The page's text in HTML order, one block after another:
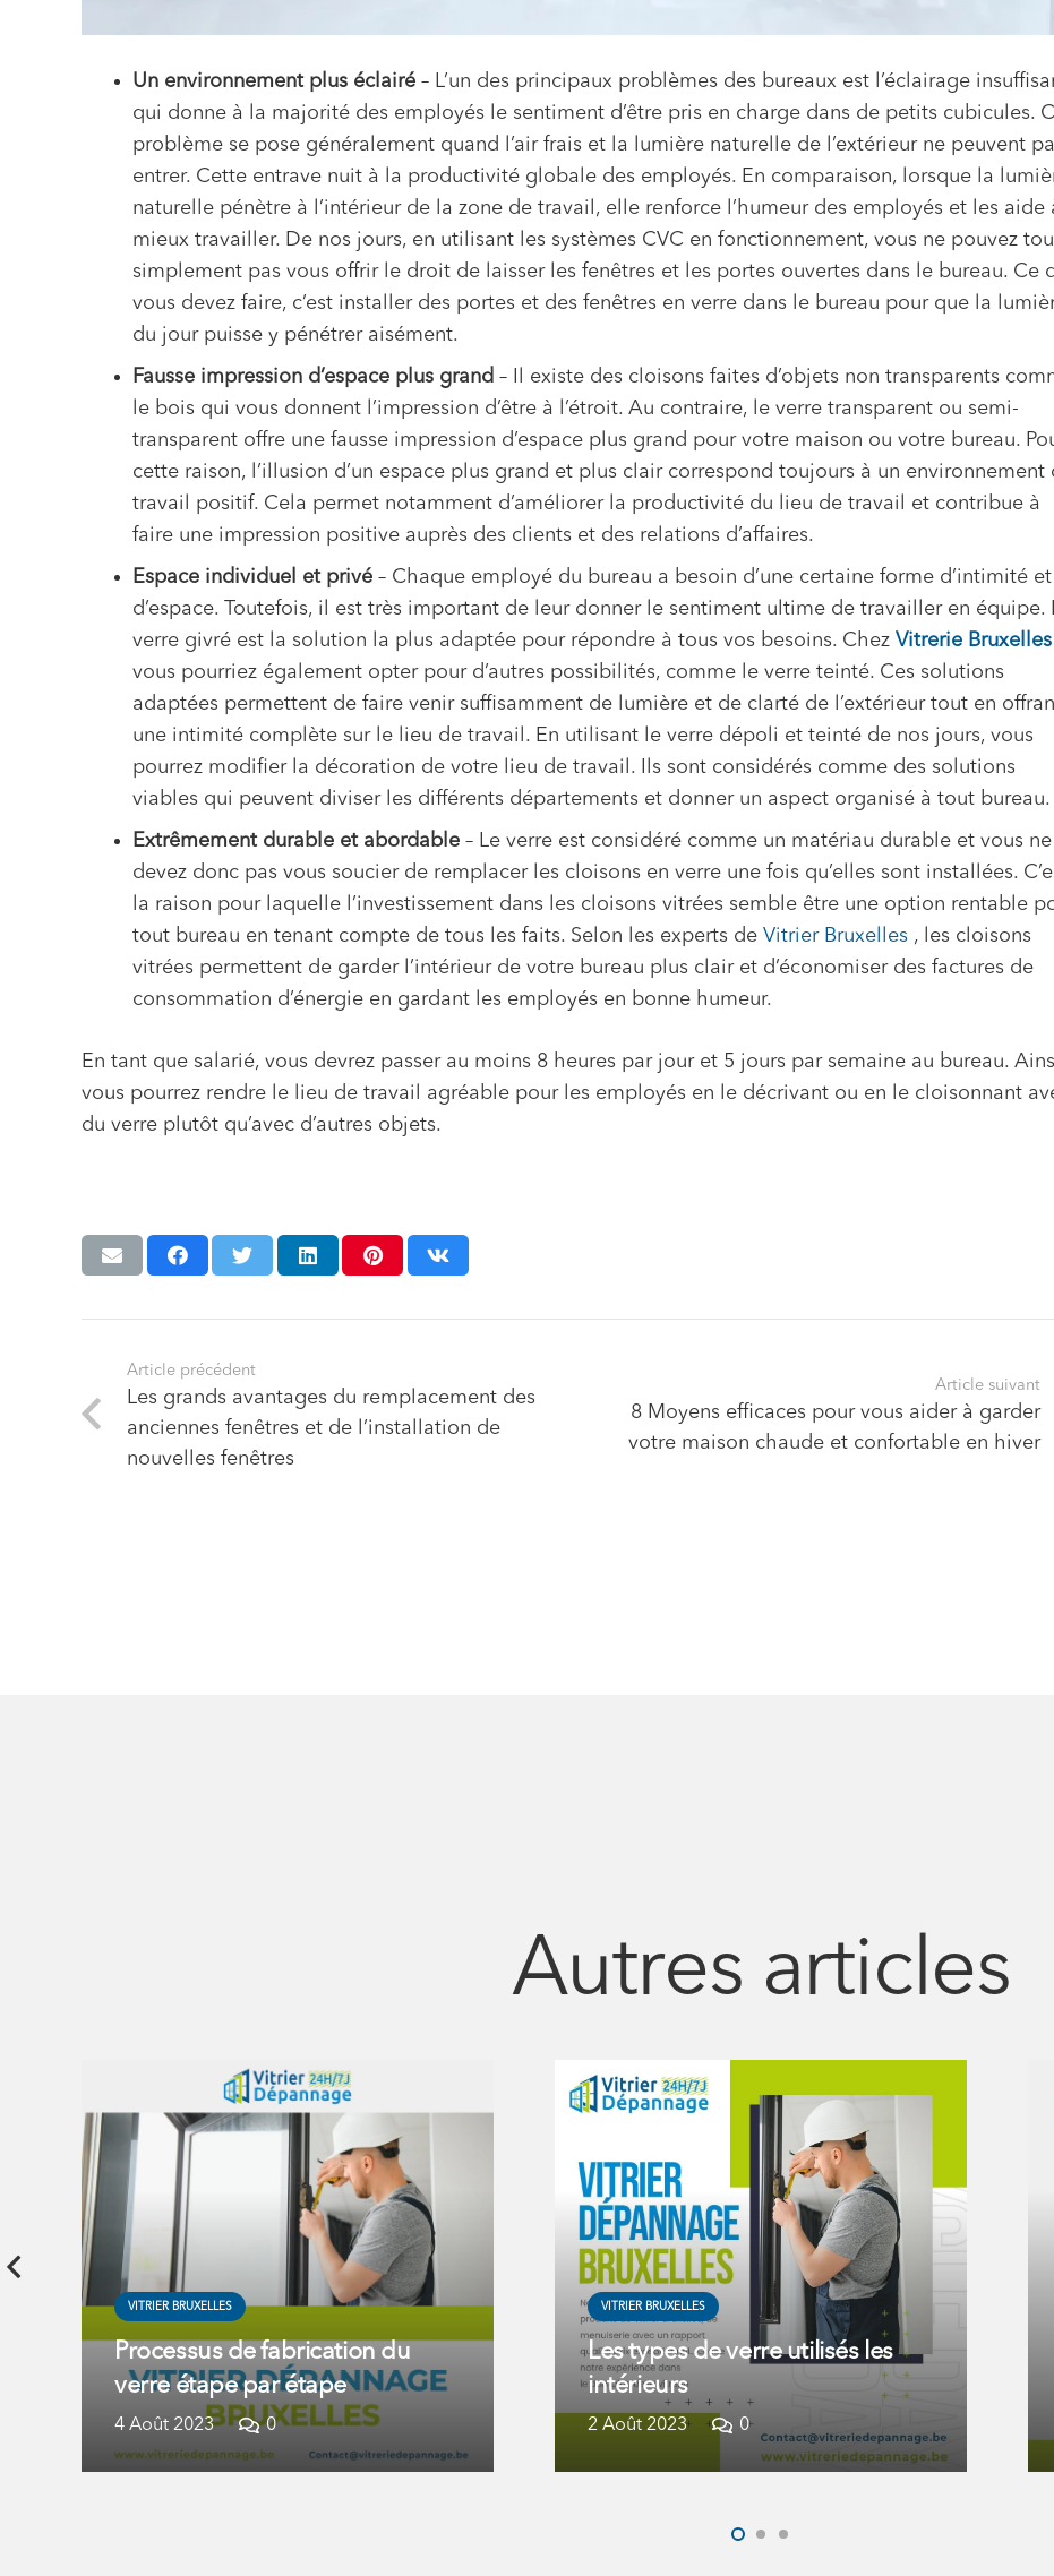
Un environnement plus éclairé – L’un des principaux problèmes des bureaux est l’éclairage
qui donne à la majorité des employés le sentiment d’être pris en charge dans de petits cubicules.
problème se pose généralement quand l’air frais et la lumière naturelle de l’extérieur ne peuvent
entrer. Cette entrave nuit à la productivité globale des employés. En comparaison, lorsque la
naturelle pénètre à l’intérieur de la zone de travail, elle renforce l’humeur des employés et les aide
mieux travailler. De nos jours, en utilisant les systèmes CVC en fonctionnement, vous ne pouvez
simplement pas vous offrir le droit de laisser les fenêtres et les portes ouvertes dans le bureau. Ce
vous devez faire, c’est installer des portes et des fenêtres en verre dans le bureau pour que la
du jour puisse y pénétrer aisément.
Fausse impression d’espace plus grand – Il existe des cloisons faites d’objets non transparents
le bois qui vous donnent l’impression d’être à l’étroit. Au contraire, le verre transparent ou semi-
transparent offre une fausse impression d’espace plus grand pour votre maison ou votre bureau.
cette raison, l’illusion d’un espace plus grand et plus clair correspond toujours à un environnement
travail positif. Cela permet notamment d’améliorer la productivité du lieu de travail et contribue à
faire une impression positive auprès des clients et des relations d’affaires.
Espace individuel et privé – Chaque employé du bureau a besoin d’une certaine forme d’intimité et
d’espace. Toutefois, il est très important de leur donner le sentiment ultime de travailler en équipe.
verre givré est la solution la plus adaptée pour répondre à tous vos besoins. Chez Vitrerie Bruxelles
vous pourriez également opter pour d’autres possibilités, comme le verre teinté. Ces solutions
adaptées permettent de faire venir suffisamment de lumière et de clarté de l’extérieur tout en
une intimité complète sur le lieu de travail. En utilisant le verre dépoli et teinté de nos jours, vous
pourrez modifier la décoration de votre lieu de travail. Ils sont considérés comme des solutions
viables qui peuvent diviser les différents départements et donner un aspect organisé à tout bureau.
Extrêmement durable et abordable – Le verre est considéré comme un matériau durable et vous ne
devez donc pas vous soucier de remplacer les cloisons en verre une fois qu’elles sont installées.
la raison pour laquelle l’investissement dans les cloisons vitrées semble être une option rentable
tout bureau en tenant compte de tous les faits. Selon les experts de Vitrier Bruxelles , les cloisons
vitrées permettent de garder l’intérieur de votre bureau plus clair et d’économiser des factures de
consommation d’énergie en gardant les employés en bonne humeur.
En tant que salarié, vous devrez passer au moins 8 heures par jour et 5 jours par semaine au bureau.
vous pourrez rendre le lieu de travail agréable pour les employés en le décrivant ou en le cloisonnant
du verre plutôt qu’avec d’autres objets.
Article précédent
Les grands avantages du remplacement des
anciennes fenêtres et de l’installation de
nouvelles fenêtres
Article suivant
8 Moyens efficaces pour vous aider à garder
votre maison chaude et confortable en hiver
Autres articles
VITRIER BRUXELLES
Processus de fabrication du
verre étape par étape
4 Août 2023 0
VITRIER BRUXELLES
Les types de verre utilisés les
intérieurs
2 Août 2023 0